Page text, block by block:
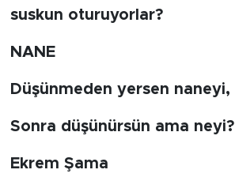
suskun oturuyorlar?
NANE
Düşünmeden yersen naneyi,
Sonra düşünürsün ama neyi?
Ekrem Şama